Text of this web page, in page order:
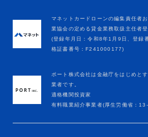
マネットカードローンの編集責任者
業協会の定める貸金業務取扱主任者
(登録年月日：令和8年1月9日、登
格証書番号：F241000177)
ポート株式会社は金融庁をはじめと
業者です。
適格機関投資家
有料職業紹介事業者(厚生労働省：